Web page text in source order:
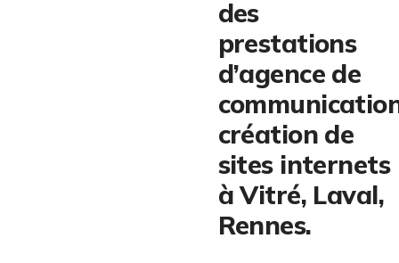
des
prestations
d’agence de
création de
sites internets
à Vitré, Laval,
Rennes.